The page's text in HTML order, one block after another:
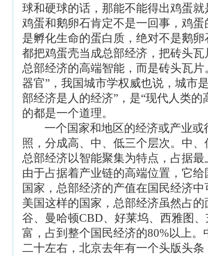
球和硬球的话，那能不能得出鸡蛋
鸡蛋和鹅卵石肯定不是一回事，鸡
是孵化生命的蛋白质，绝对不是鹅
都把鸡蛋壳当成总部经济，把砖头
总部经济的高端智能，而是砖头瓦
器官”，我国城市学权威也说，城市
部经济是人的经济”，是“现代人类
的都是一个道理。
一个国家和地区的经济或产业
照，分成高、中、低三个层次。中、
总部经济以智能聚集为特点，占据
由于占据着产业链的高端位置，它
国家，总部经济的产值在国民经济
美国这样的国家，总部经济虽然占
谷、曼哈顿CBD、好莱坞、西雅图
富，占到整个国民经济的80%以上
二十左右，北京去年有一个头版头